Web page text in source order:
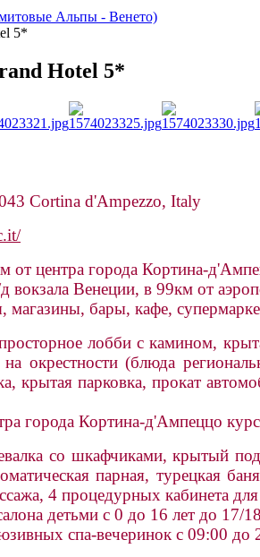
Альпы - Венето)
5*
Hotel 5*
Cortina d'Ampezzo, Italy
от центра города Кортина-
Венеции, в 99км от
бары, кафе,
лобби с камином,
окрестности (блюда
крытая парковка, прокат
города Кортина-д'Ампеццо
со шкафчиками, крытый
парная, турецкая
4 процедурных кабинета
детьми с 0 до 16 лет до 17/
спа-вечеринок с 09:00 до